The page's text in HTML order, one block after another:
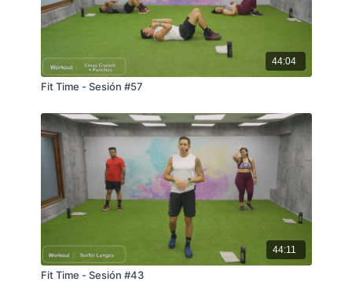
44:04
Fit Time - Sesión #57
44:11
Fit Time - Sesión #43